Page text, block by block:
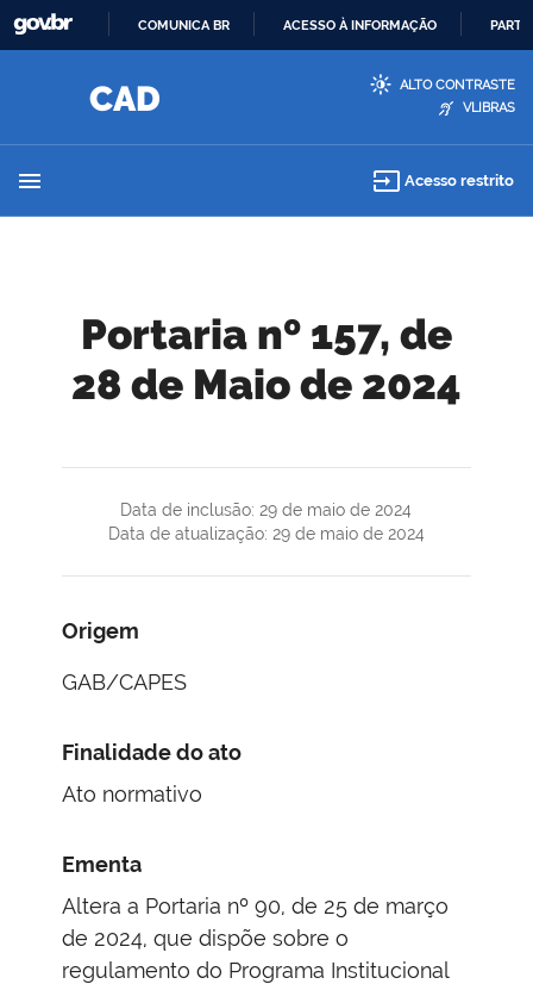
CONTEÚDO
COMUNICA BR ACESSO À INFORMAÇÃO
ALTO CONTRASTE
VLIBRAS
menu input Acesso restrito
Portaria nº 157, de
28 de Maio de 2024
Data de inclusão: 29 de maio de 2024
Data de atualização: 29 de maio de 2024
Origem
GAB/CAPES
Finalidade do ato
Ato normativo
Ementa
Altera a Portaria nº 90, de 25 de março
de 2024, que dispõe sobre o
regulamento do Programa Institucional